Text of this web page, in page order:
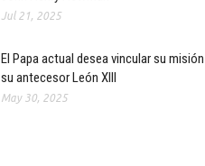
Jul 21, 2025
El Papa actual desea vincular su
su antecesor León XIII
May 30, 2025